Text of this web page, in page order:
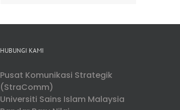
HUBUNGI KAMI
Pusat Komunikasi Strategik
(StraComm)
Universiti Sains Islam Malaysia